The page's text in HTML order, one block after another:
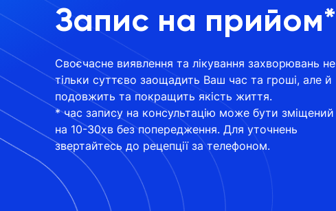
Запис на прийом*
Своєчасне виявлення та лікування захворювань не
тільки суттєво заощадить Ваш час та гроші, але й
подовжить та покращить якість життя.
* час запису на консультацію може бути зміщений
на 10-30хв без попередження. Для уточнень
звертайтесь до рецепції за телефоном.